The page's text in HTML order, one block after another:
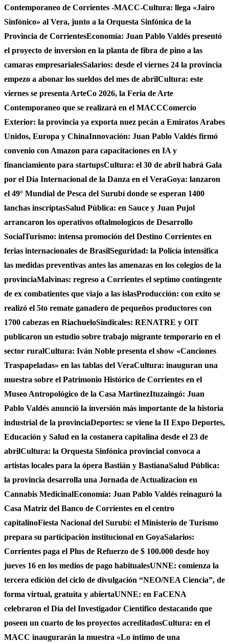
Contemporaneo de Corrientes -MACC-Cultura: llega «Jairo
Sinfónico» al Vera, junto a la Orquesta Sinfónica de la
Provincia de CorrientesEconomía: Juan Pablo Valdés presentó
el proyecto de inversion en la planta de fibra de pino a las
camaras empresarialesSalarios: desde el viernes 24 la provincia
empezo a abonar los sueldos del mes de abrilCultura: este
viernes se presenta ArteCo 2026, la Feria de Arte
Contemporaneo que se realizará en el MACCComercio
Exterior: la provincia ya exporta nuez pecán a Emiratos Arabes
Unidos, Europa y ChinaInnovación: Juan Pablo Valdés firmó
convenio con Amazon para capacitaciones en IA y
financiamiento para startupsCultura: el 30 de abril habrá Gala
por el Día Internacional de la Danza en el VeraGoya: lanzaron
el 49° Mundial de Pesca del Surubí donde se esperan 1400
lanchas inscriptasSalud Pública: en Sauce y Juan Pujol
arrancaron los operativos oftalmologicos de Desarrollo
SocialTurismo: intensa promoción del Destino Corrientes en
ferias internacionales de BrasilSeguridad: la Policía intensifica
las medidas preventivas antes las amenazas en los colegios de la
provinciaMalvinas: regreso a Corrientes el septimo contingente
de ex combatientes que viajo a las islasProducción: con exito se
realizó el 5to remate ganadero de pequeños productores con
1700 cabezas en RiachueloSindicales: RENATRE y OIT
publicaron un estudio sobre trabajo migrante temporario en el
sector ruralCultura: Iván Noble presenta el show «Canciones
Traspapeladas» en las tablas del VeraCultura: inauguran una
muestra sobre el Patrimonio Histórico de Corrientes en el
Museo Antropológico de la Casa MartinezItuzaingó: Juan
Pablo Valdés anunció la inversión más importante de la historia
industrial de la provinciaDeportes: se viene la II Expo Deportes,
Educación y Salud en la costanera capitalina desde el 23 de
abrilCultura: la Orquesta Sinfónica provincial convoca a
artistas locales para la ópera Bastián y BastianaSalud Pública:
la provincia desarrolla una Jornada de Actualizacion en
Cannabis MedicinalEconomía: Juan Pablo Valdés reinaguró la
Casa Matriz del Banco de Corrientes en el centro
capitalinoFiesta Nacional del Surubí: el Ministerio de Turismo
prepara su participación institucional en GoyaSalarios:
Corrientes paga el Plus de Refuerzo de $ 100.000 desde hoy
jueves 16 en los medios de pago habitualesUNNE: comienza la
tercera edición del ciclo de divulgación “NEO/NEA Ciencia”, de
forma virtual, gratuita y abiertaUNNE: en FaCENA
celebraron el Día del Investigador Cientifico destacando que
poseen un cuarto de los proyectos acreditadosCultura: en el
MACC inaugurarán la muestra «Lo íntimo de una